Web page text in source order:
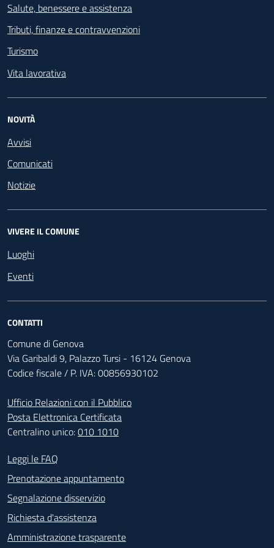
Salute, benessere e assistenza
Tributi, finanze e contravvenzioni
Turismo
Vita lavorativa
NOVITÀ
Avvisi
Comunicati
Notizie
VIVERE IL COMUNE
Luoghi
Eventi
CONTATTI
Comune di Genova
Via Garibaldi 9, Palazzo Tursi - 16124 Genova
Codice fiscale / P. IVA: 00856930102
Ufficio Relazioni con il Pubblico
Posta Elettronica Certificata
Centralino unico:010 1010
Footer - Contatti
Leggi le FAQ
Prenotazione appuntamento
Segnalazione disservizio
Richiesta d'assistenza
Amministrazione trasparente